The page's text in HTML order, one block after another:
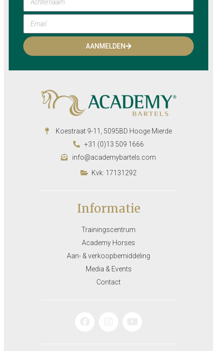
AANMELDEN
Koestraat 9-11, 5095BD Hooge Mierde
+31 (0)13 509 1666
info@academybartels.com
Kvk: 17131292
Informatie
Trainingscentrum
Academy Horses
Aan- & verkoopbemiddeling
Media & Events
Contact